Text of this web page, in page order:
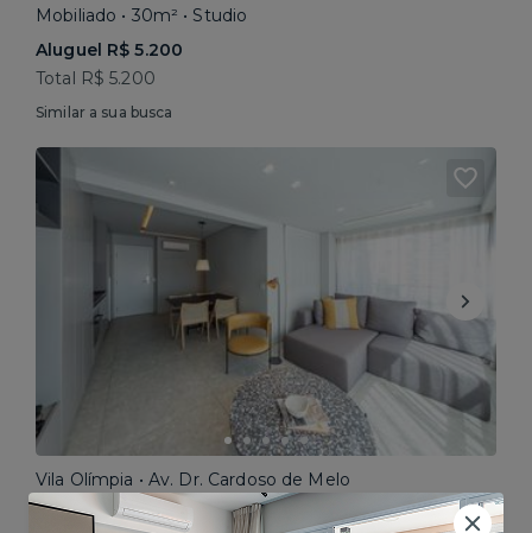
Mobiliado • 30m² • Studio
Aluguel R$ 5.200
Total R$ 5.200
Similar a sua busca
Vila Olímpia • Av. Dr. Cardoso de Melo
Mobiliado • 64m² • 2 dorms